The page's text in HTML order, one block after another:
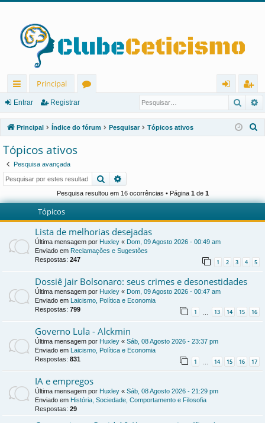
in
ks
rá
pi
d
Principal
u
ns
ra
r
eg
ist
ra
Entrar Registrar
Principal Índice do fórum Pesquisar Tópicos ativos
s
a
Tópicos ativos
Pesquisa avançada
Pesquisar
Pesquisa resultou em 16 ocorrências • Página 1de 1
Tópicos
Lista de melhorias desejadas
Última mensagem por Huxley « Dom, 09 Agosto 2026 - 00:49 am
Enviado em Reclamações e Sugestões
Respostas: 247 1 2 3 4 5
Dossiê Jair Bolsonaro: seus crimes e desonestidades
Última mensagem por Huxley « Dom, 09 Agosto 2026 - 00:47 am
Enviado em Laicismo, Política e Economia
Respostas: 799 1 13 14 15 16
Governo Lula - Alckmin
Última mensagem por Huxley « Sáb, 08 Agosto 2026 - 23:37 pm
Enviado em Laicismo, Política e Economia
Respostas: 831 1 … 14 15 16 17
IA e empregos
Última mensagem por Huxley « Sáb, 08 Agosto 2026 - 21:29 pm
Enviado em História, Sociedade, Comportamento e Filosofia
Respostas: 29